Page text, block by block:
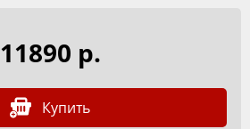
11890 р.
Купить